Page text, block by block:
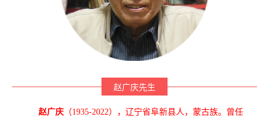
赵广庆先生
赵广庆 （1935-2022），辽宁省阜新县人，蒙古族。曾任